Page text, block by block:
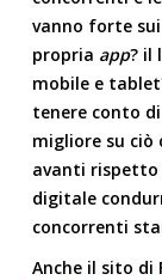
vanno forte sui
propria app? il
mobile e
tenere conto
migliore su ciò
avanti rispetto
digitale
concorrenti
Anche il sito di